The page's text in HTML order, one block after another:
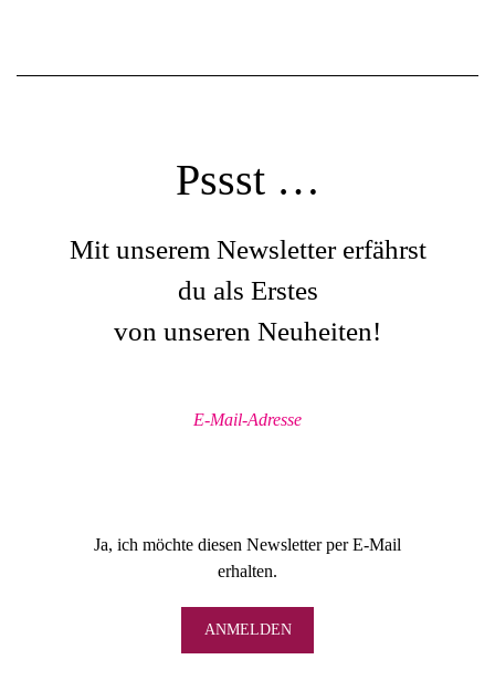
Pssst …
Mit unserem Newsletter erfährst
du als Erstes
von unseren Neuheiten!
Ja, ich möchte diesen Newsletter per E-Mail
erhalten.